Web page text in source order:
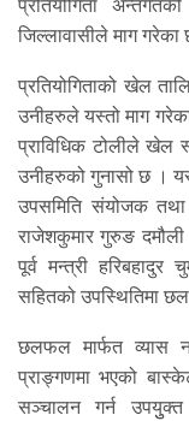
प्रतियोगिता
जिल्लावासीले माग गरेका
प्रतियोगिताको खेल
उनीहरुले यस्तो माग
प्राविधिक टोलीले खेल
उनीहरुको गुनासो छ ।
उपसमिति संयोजक
राजेशकुमार गुरुङ
पूर्व मन्त्री हरिबहादुर
सहितको उपस्थितिमा
छलफल मार्फत व्यास
प्राङ्गणमा भएको
सञ्चालन गर्न